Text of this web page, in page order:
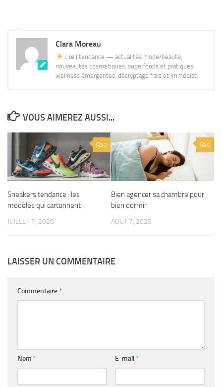
Clara Moreau
L'œil tendance — actualités mode/beauté,
nouveautés cosmétiques, superfoods et pratiques
wellness émergentes, décryptage frais et immédiat.
VOUS AIMEREZ AUSSI...
0
Sneakers tendance : les
modèles qui cartonnent
JUILLET 7, 2026
0
Bien agencer sa chambre pour
bien dormir
AOÛT 7, 2025
LAISSER UN COMMENTAIRE
Commentaire*
Nom * E-mail *